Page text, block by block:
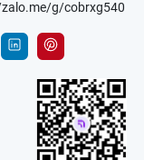
g/cobrxg540